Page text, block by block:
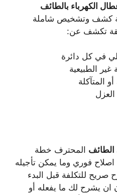
الكهرباء بالطائف
كشف وتشخيص شاملة
تكشف عن:
في كل دائرة
غير الطبيعية
المتآكلة
الطائف المحترف خطة
فوري وما يمكن تأجيله
للتكلفة قبل البدء
ان يشرح لك ما يفعله أو